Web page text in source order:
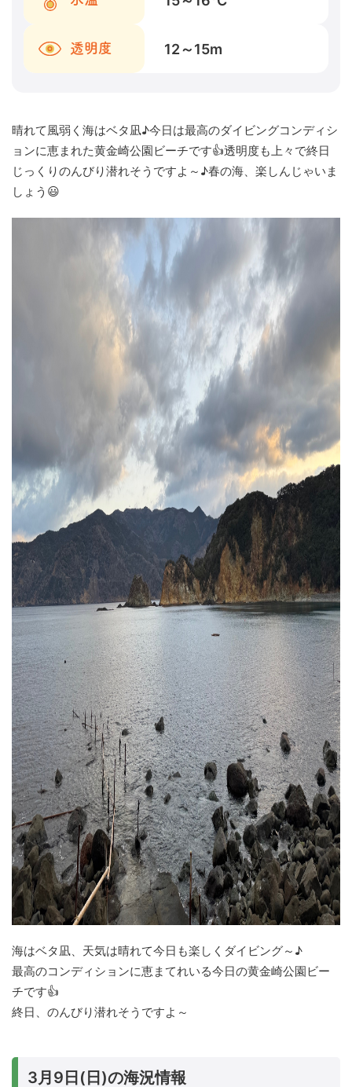
透明度 12～15m
晴れて風弱く海はベタ凪♪今日は最高のダイビングコンディシ
ョンに恵まれた黄金崎公園ビーチです👍透明度も上々で終日
じっくりのんびり潜れそうですよ～♪春の海、楽しんじゃいま
しょう😃
海はベタ凪、天気は晴れて今日も楽しくダイビング～♪
最高のコンディションに恵まてれいる今日の黄金崎公園ビー
チです👍
終日、のんびり潜れそうですよ～
3月9日(日)の海況情報